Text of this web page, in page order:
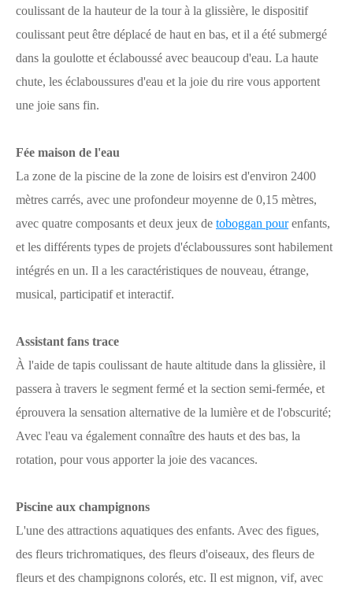
coulissant de la hauteur de la tour à la glissière, le dispositif
coulissant peut être déplacé de haut en bas, et il a été submergé
dans la goulotte et éclaboussé avec beaucoup d'eau. La haute
chute, les éclaboussures d'eau et la joie du rire vous apportent
une joie sans fin.
Fée maison de l'eau
La zone de la piscine de la zone de loisirs est d'environ 2400
mètres carrés, avec une profondeur moyenne de 0,15 mètres,
avec quatre composants et deux jeux de toboggan pourenfants,
et les différents types de projets d'éclaboussures sont habilement
intégrés en un. Il a les caractéristiques de nouveau, étrange,
musical, participatif et interactif.
Assistant fans trace
À l'aide de tapis coulissant de haute altitude dans la glissière, il
passera à travers le segment fermé et la section semi-fermée, et
éprouvera la sensation alternative de la lumière et de l'obscurité;
Avec l'eau va également connaître des hauts et des bas, la
rotation, pour vous apporter la joie des vacances.
Piscine aux champignons
L'une des attractions aquatiques des enfants. Avec des figues,
des fleurs trichromatiques, des fleurs d'oiseaux, des fleurs de
fleurs et des champignons colorés, etc. Il est mignon, vif, avec